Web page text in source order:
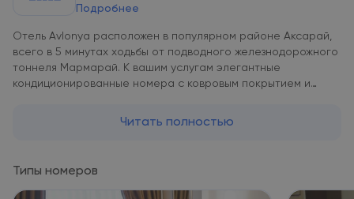
Подробнее
Отель Avlonya расположен в популярном районе Аксарай,
всего в 5 минутах ходьбы от подводного железнодорожного
тоннеля Мармарай. К вашим услугам элегантные
кондиционированные номера с ковровым покрытием и
путешествующим на автомобиле, предоставляются места
спутниковыми каналами. В собственных ванных комнатах,
укомплектованных феном и бесплатным набором туалетно-
Читать полностью
Типы номеров